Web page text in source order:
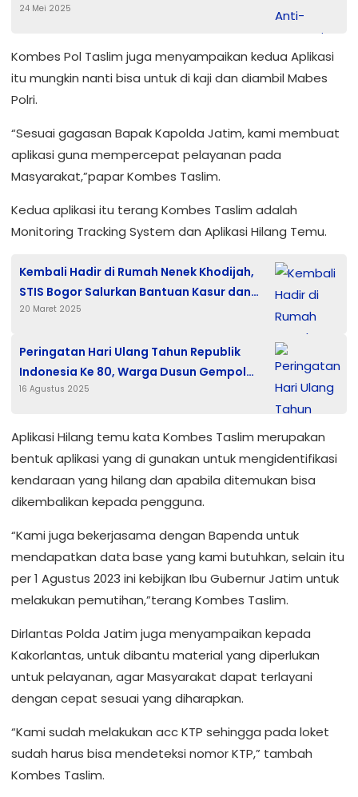
Malang Sepakat Jaga Kondusifitas
24 Mei 2025
Kombes Pol Taslim juga menyampaikan kedua Aplikasi
itu mungkin nanti bisa untuk di kaji dan diambil Mabes
Polri.
“Sesuai gagasan Bapak Kapolda Jatim, kami membuat
aplikasi guna mempercepat pelayanan pada
Masyarakat,”papar Kombes Taslim.
Kedua aplikasi itu terang Kombes Taslim adalah
Monitoring Tracking System dan Aplikasi Hilang Temu.
Kembali Hadir di Rumah Nenek Khodijah,
STIS Bogor Salurkan Bantuan Kasur dan
Sembako
20 Maret 2025
Peringatan Hari Ulang Tahun Republik
Indonesia Ke 80, Warga Dusun Gempol
Gelar Acara Tirakatan
16 Agustus 2025
Aplikasi Hilang temu kata Kombes Taslim merupakan
bentuk aplikasi yang di gunakan untuk mengidentifikasi
kendaraan yang hilang dan apabila ditemukan bisa
dikembalikan kepada pengguna.
“Kami juga bekerjasama dengan Bapenda untuk
mendapatkan data base yang kami butuhkan, selain itu
per 1 Agustus 2023 ini kebijkan Ibu Gubernur Jatim untuk
melakukan pemutihan,”terang Kombes Taslim.
Dirlantas Polda Jatim juga menyampaikan kepada
Kakorlantas, untuk dibantu material yang diperlukan
untuk pelayanan, agar Masyarakat dapat terlayani
dengan cepat sesuai yang diharapkan.
“Kami sudah melakukan acc KTP sehingga pada loket
sudah harus bisa mendeteksi nomor KTP,” tambah
Kombes Taslim.